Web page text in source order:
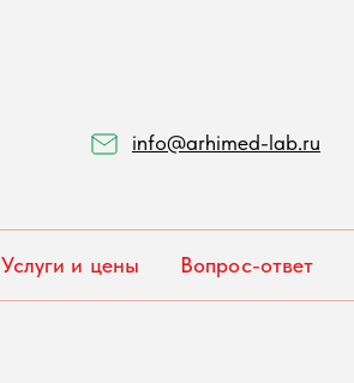
info@arhimed-lab.ru
Услуги и цены Вопрос-ответ